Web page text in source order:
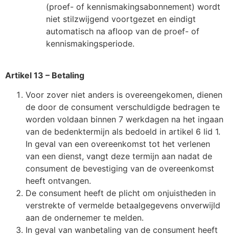
(proef- of kennismakingsabonnement) wordt
niet stilzwijgend voortgezet en eindigt
automatisch na afloop van de proef- of
kennismakingsperiode.
Artikel 13 – Betaling
Voor zover niet anders is overeengekomen, dienen
de door de consument verschuldigde bedragen te
worden voldaan binnen 7 werkdagen na het ingaan
van de bedenktermijn als bedoeld in artikel 6 lid 1.
In geval van een overeenkomst tot het verlenen
van een dienst, vangt deze termijn aan nadat de
consument de bevestiging van de overeenkomst
heeft ontvangen.
De consument heeft de plicht om onjuistheden in
verstrekte of vermelde betaalgegevens onverwijld
aan de ondernemer te melden.
In geval van wanbetaling van de consument heeft